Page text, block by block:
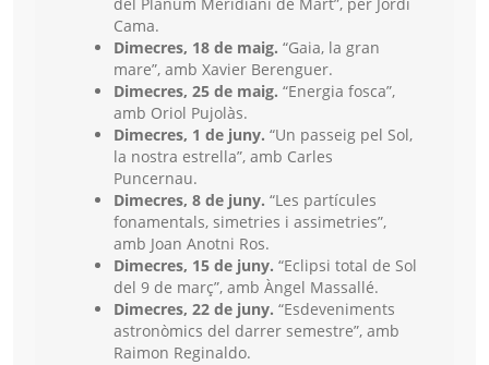
del Plànum Meridiani de Mart”, per Jordi
Cama.
Dimecres, 18 de maig. “Gaia, la gran
mare”, amb Xavier Berenguer.
Dimecres, 25 de maig. “Energia fosca”,
amb Oriol Pujolàs.
Dimecres, 1 de juny. “Un passeig pel Sol,
la nostra estrella”, amb Carles
Puncernau.
Dimecres, 8 de juny. “Les partícules
fonamentals, simetries i assimetries”,
amb Joan Anotni Ros.
Dimecres, 15 de juny. “Eclipsi total de Sol
del 9 de març”, amb Àngel Massallé.
Dimecres, 22 de juny. “Esdeveniments
astronòmics del darrer semestre”, amb
Raimon Reginaldo.